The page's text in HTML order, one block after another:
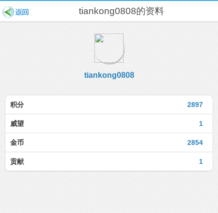
tiankong0808的资料
tiankong0808
2897
积分
1
威望
2854
金币
1
贡献